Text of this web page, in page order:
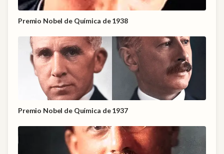
Premio Nobel de Química de 1938
Premio Nobel de Química de 1937